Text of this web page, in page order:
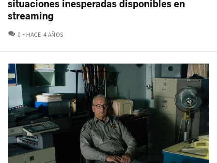
situaciones inesperadas disponibles en
streaming
0 COMENTARIOS
HACE 4 AÑOS